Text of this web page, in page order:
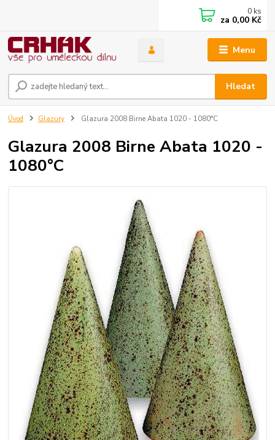
Menu
Hledat
0 ks
za 0,00 Kč
Úvod Glazury Glazura 2008 Birne Abata 1020 - 1080°C
Glazura 2008 Birne Abata 1020 -
1080°C